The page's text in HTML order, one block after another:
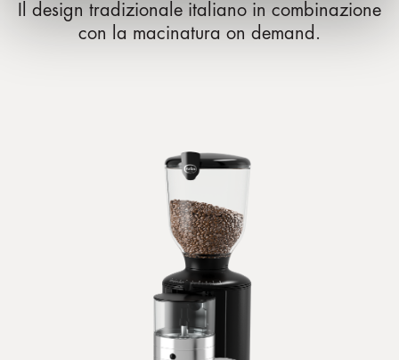
Il design tradizionale italiano in combinazione
con la macinatura on demand.